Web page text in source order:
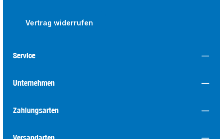
Vertrag widerrufen
Service
Unternehmen
Zahlungsarten